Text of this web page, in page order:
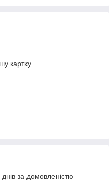
картку
за домовленістю